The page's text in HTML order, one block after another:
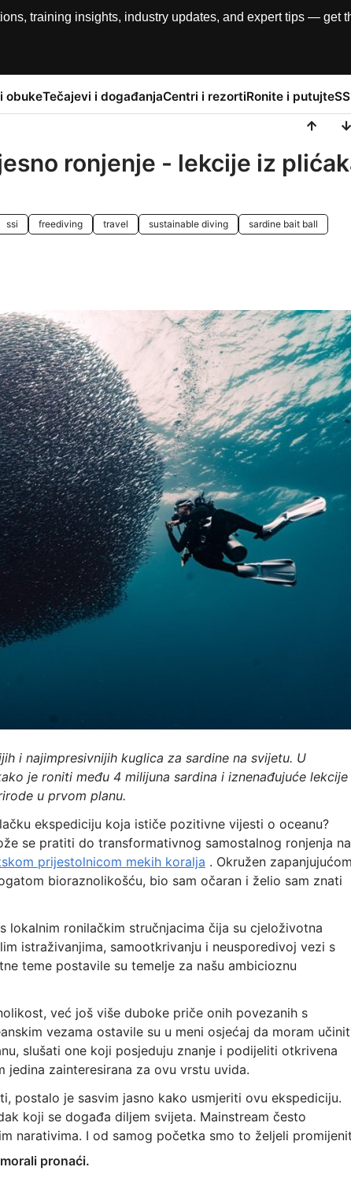
training insights, industry updates, and expert tips — get
obukeTečajevi i događanjaCentri i rezortiRonite i putujte
ronjenje - lekcije iz
ssi freediving travel sustainable diving sardine bait ball
i najimpresivnijih kuglica za sardine na svijetu. U
je roniti među 4 milijuna sardina i iznenađujuće lekcije
u prvom planu.
ekspediciju koja ističe pozitivne vijesti o oceanu?
se pratiti do transformativnog samostalnog ronjenja na
prijestolnicom mekih koralja . Okružen
bioraznolikošću, bio sam očaran i želio sam znati
lokalnim ronilačkim stručnjacima čija su cjeloživotna
istraživanjima, samootkrivanju i neusporedivoj vezi s
teme postavile su temelje za našu ambicioznu
već još više duboke priče onih povezanih s
vezama ostavile su u meni osjećaj da moram
slušati one koji posjeduju znanje i podijeliti otkrivena
jedina zainteresirana za ovu vrstu uvida.
postalo je sasvim jasno kako usmjeriti ovu ekspediciju.
koji se događa diljem svijeta. Mainstream često
narativima. I od samog početka smo to željeli
pronaći.